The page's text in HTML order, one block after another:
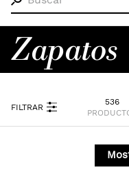
Zapatos
FILTRAR
536